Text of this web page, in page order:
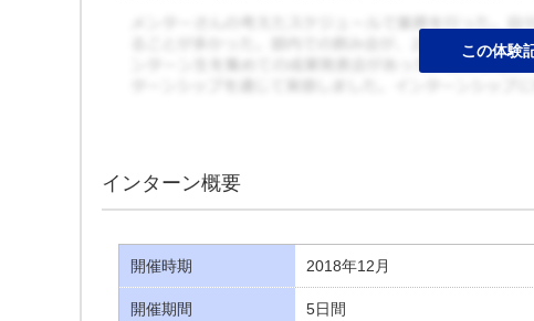
インターン概要
開催時期 2018年12月
開催期間 5日間